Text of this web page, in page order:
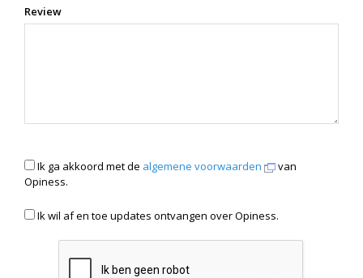
Review
Ik ga akkoord met de algemene voorwaarden
van
Opiness.
Ik wil af en toe updates ontvangen over Opiness.